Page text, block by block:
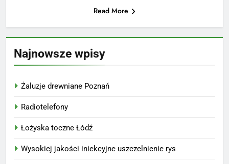
Read More
Najnowsze wpisy
Żaluzje drewniane Poznań
Radiotelefony
Łożyska toczne Łódź
Wysokiej jakości iniekcyjne uszczelnienie rys